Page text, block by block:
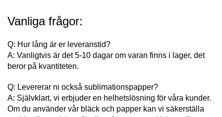
Vanliga frågor:
Q: Hur lång är er leveranstid?
A: Vanligtvis är det 5-10 dagar om varan finns i lager, det
beror på kvantiteten.
Q: Levererar ni också sublimationspapper?
A: Självklart, vi erbjuder en helhetslösning för våra kunder.
Om du använder vår bläck och papper kan vi säkerställa